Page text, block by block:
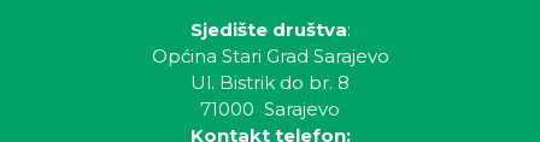
Sjedište društva:
Općina Stari Grad Sarajevo
Ul. Bistrik do br. 8
71000 Sarajevo
Kontakt telefon: